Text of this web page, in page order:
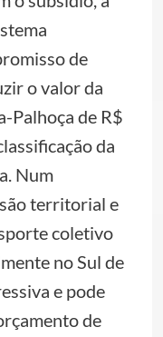
de
o valor da
Palhoça de R$
da
Num
territorial e
coletivo
no Sul de
e pode
de